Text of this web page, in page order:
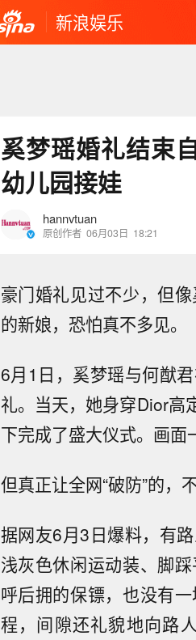
新浪娱乐
奚梦瑶婚礼结束
幼儿园接娃
hannvtuan
原创作者 06月03日 18:21
豪门婚礼见过不少，但
的新娘，恐怕真不多见。
6月1日，奚梦瑶与何猷
礼。当天，她身穿Dior高
下完成了盛大仪式。画面
但真正让全网“破防”的，
据网友6月3日爆料，有
浅灰色休闲运动装、脚
呼后拥的保镖，也没有
程，间隙还礼貌地向路